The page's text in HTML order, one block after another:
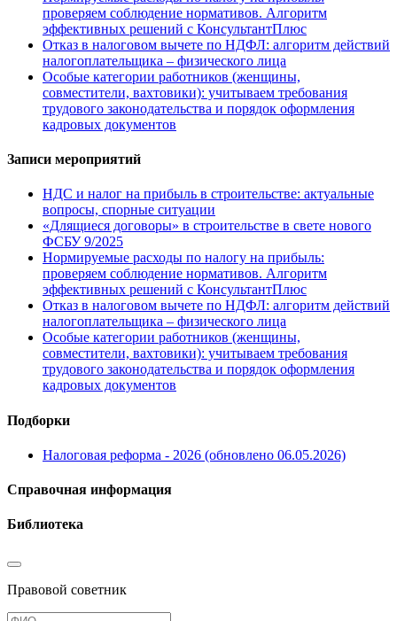
проверяем соблюдение нормативов. Алгоритм
эффективных решений с КонсультантПлюс
Отказ в налоговом вычете по НДФЛ: алгоритм действий
налогоплательщика – физического лица
Особые категории работников (женщины,
совместители, вахтовики): учитываем требования
трудового законодательства и порядок оформления
кадровых документов
Записи мероприятий
НДС и налог на прибыль в строительстве: актуальные
вопросы, спорные ситуации
«Длящиеся договоры» в строительстве в свете нового
ФСБУ 9/2025
Нормируемые расходы по налогу на прибыль:
проверяем соблюдение нормативов. Алгоритм
эффективных решений с КонсультантПлюс
Отказ в налоговом вычете по НДФЛ: алгоритм действий
налогоплательщика – физического лица
Особые категории работников (женщины,
совместители, вахтовики): учитываем требования
трудового законодательства и порядок оформления
кадровых документов
Подборки
Налоговая реформа - 2026 (обновлено 06.05.2026)
Справочная информация
Библиотека
Правовой советник